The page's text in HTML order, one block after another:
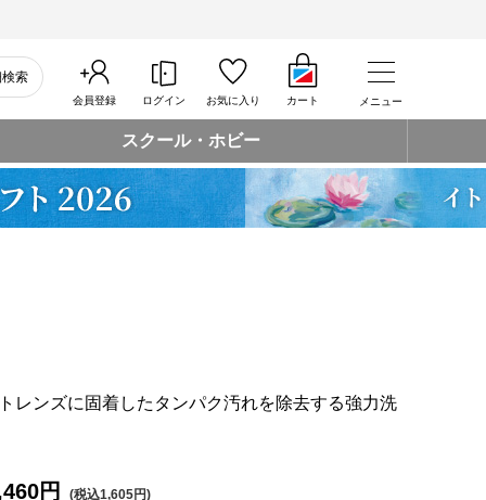
索
会員登録 ログイン お気に入り カート メニュー
スクール・ホビー
レンズに固着したタンパク汚れを除去する強力洗
円 (税込1,605円)